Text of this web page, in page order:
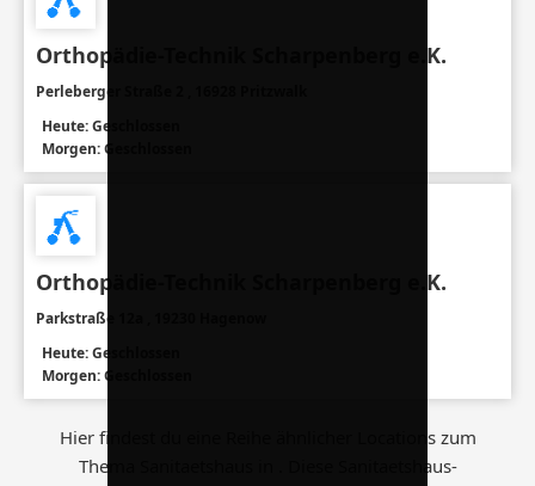
Orthopädie-Technik Scharpenberg e.K.
Perleberger Straße 2 , 16928 Pritzwalk
Heute: Geschlossen
Morgen: Geschlossen
Orthopädie-Technik Scharpenberg e.K.
Parkstraße 12a , 19230 Hagenow
Heute: Geschlossen
Morgen: Geschlossen
Hier findest du eine Reihe ähnlicher Locations zum
Thema Sanitaetshaus in . Diese Sanitaetshaus-